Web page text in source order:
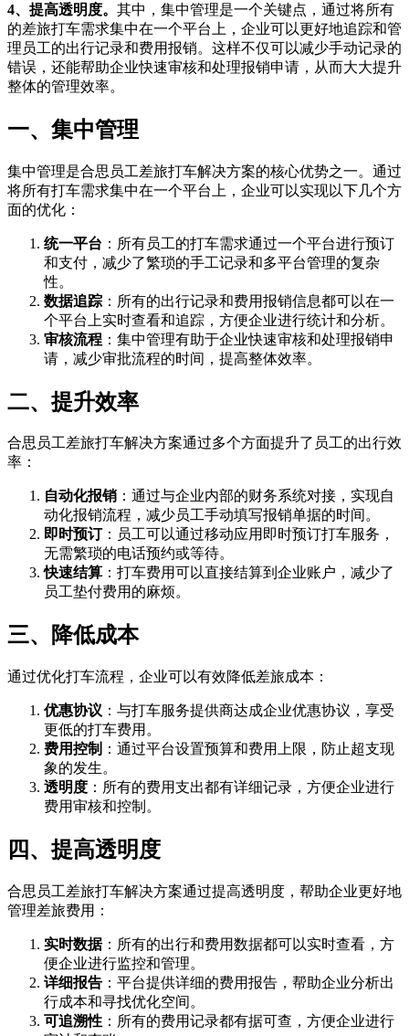
4、提高透明度。 其中，集中管理是一个关键点，通过将所有
的差旅打车需求集中在一个平台上，企业可以更好地追踪和管
理员工的出行记录和费用报销。这样不仅可以减少手动记录的
错误，还能帮助企业快速审核和处理报销申请，从而大大提升
整体的管理效率。
一、集中管理
集中管理是合思员工差旅打车解决方案的核心优势之一。通过
将所有打车需求集中在一个平台上，企业可以实现以下几个方
面的优化：
统一平台 ：所有员工的打车需求通过一个平台进行预订
和支付，减少了繁琐的手工记录和多平台管理的复杂
性。
数据追踪 ：所有的出行记录和费用报销信息都可以在一
个平台上实时查看和追踪，方便企业进行统计和分析。
审核流程 ：集中管理有助于企业快速审核和处理报销申
请，减少审批流程的时间，提高整体效率。
二、提升效率
合思员工差旅打车解决方案通过多个方面提升了员工的出行效
率：
自动化报销 ：通过与企业内部的财务系统对接，实现自
动化报销流程，减少员工手动填写报销单据的时间。
即时预订：员工可以通过移动应用即时预订打车服务，
无需繁琐的电话预约或等待。
快速结算 ：打车费用可以直接结算到企业账户，减少了
员工垫付费用的麻烦。
三、降低成本
通过优化打车流程，企业可以有效降低差旅成本：
优惠协议 ：与打车服务提供商达成企业优惠协议，享受
更低的打车费用。
费用控制 ：通过平台设置预算和费用上限，防止超支现
象的发生。
透明度 ：所有的费用支出都有详细记录，方便企业进行
费用审核和控制。
四、提高透明度
合思员工差旅打车解决方案通过提高透明度，帮助企业更好地
管理差旅费用：
实时数据：所有的出行和费用数据都可以实时查看，方
便企业进行监控和管理。
详细报告 ：平台提供详细的费用报告，帮助企业分析出
行成本和寻找优化空间。
可追溯性 ：所有的费用记录都有据可查，方便企业进行